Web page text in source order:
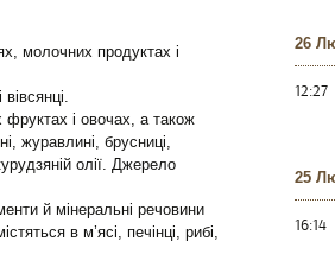
молочних продуктах і
фруктах і овочах, а також
журавлині, брусниці,
олії. Джерело
й мінеральні речовини
в м’ясі, печінці, рибі,
26
12:27
25
16:14